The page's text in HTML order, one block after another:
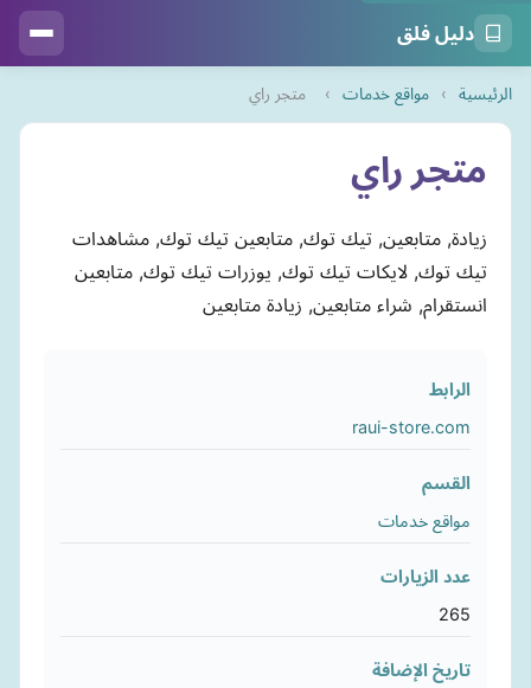
دليل فلق
الرئيسية › مواقع خدمات › متجر راي
متجر راي
زيادة, متابعين, تيك توك, متابعين تيك توك, مشاهدات
تيك توك, لايكات تيك توك, يوزرات تيك توك, متابعين
انستقرام, شراء متابعين, زيادة متابعين
الرابط
raui-store.com
القسم
مواقع خدمات
عدد الزيارات
265
تاريخ الإضافة